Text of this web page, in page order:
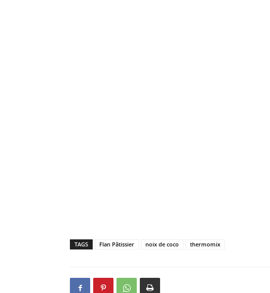
TAGS Flan Pâtissier noix de coco thermomix